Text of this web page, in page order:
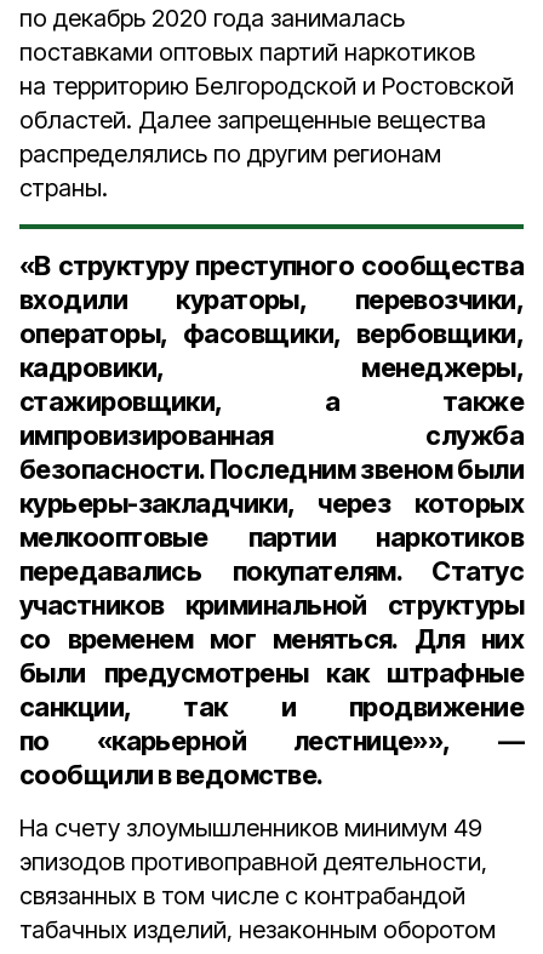
по декабрь 2020 года занималась
поставками оптовых партий наркотиков
на территорию Белгородской и Ростовской
областей. Далее запрещенные вещества
распределялись по другим регионам
страны.
«В структуру преступного сообщества
входили кураторы, перевозчики,
операторы, фасовщики, вербовщики,
кадровики, менеджеры,
стажировщики, а также
импровизированная служба
безопасности. Последним звеном были
курьеры-закладчики, через которых
мелкооптовые партии наркотиков
передавались покупателям. Статус
участников криминальной структуры
со временем мог меняться. Для них
были предусмотрены как штрафные
санкции, так и продвижение
по «карьерной лестнице»», —
сообщили в ведомстве.
На счету злоумышленников минимум 49
эпизодов противоправной деятельности,
связанных в том числе с контрабандой
табачных изделий, незаконным оборотом